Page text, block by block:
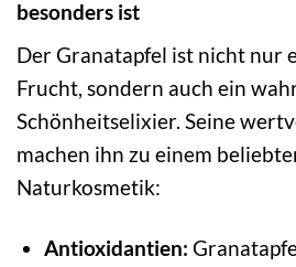
besonders ist
Der Granatapfel ist nicht nur
Frucht, sondern auch ein
Schönheitselixier. Seine
machen ihn zu einem
Naturkosmetik:
Antioxidantien: